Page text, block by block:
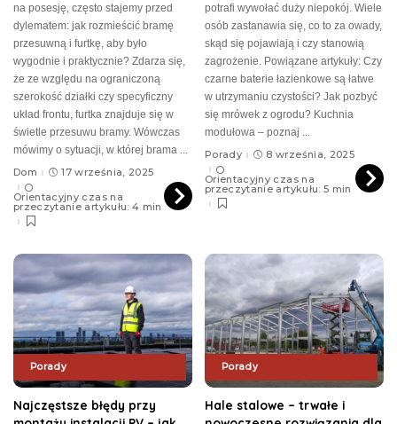
na posesję, często stajemy przed
dylematem: jak rozmieścić bramę
przesuwną i furtkę, aby było
wygodnie i praktycznie? Zdarza się,
że ze względu na ograniczoną
szerokość działki czy specyficzny
układ frontu, furtka znajduje się w
świetle przesuwu bramy. Wówczas
mówimy o sytuacji, w której brama ...
Dom
17 września, 2025
Orientacyjny czas na
przeczytanie artykułu: 4 min
potrafi wywołać duży niepokój. Wiele
osób zastanawia się, co to za owady,
skąd się pojawiają i czy stanowią
zagrożenie. Powiązane artykuły: Czy
czarne baterie łazienkowe są łatwe
w utrzymaniu czystości? Jak pozbyć
się mrówek z ogrodu? Kuchnia
modułowa – poznaj ...
Porady
8 września, 2025
Orientacyjny czas na
przeczytanie artykułu: 5 min
Porady
Najczęstsze błędy przy
Porady
Hale stalowe – trwałe i